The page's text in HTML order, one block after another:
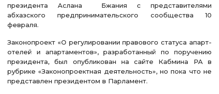
президента Аслана Бжания с представителями
абхазского предпринимательского сообщества 10
февраля.
Законопроект «О регулировании правового статуса апарт-
отелей и апартаментов», разработанный по поручению
президента, был опубликован на сайте Кабмина РА в
рубрике «Законопроектная деятельность», но пока что не
представлен президентом в Парламент.